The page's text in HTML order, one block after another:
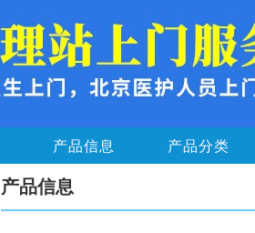
产品信息 产品分类
产品信息